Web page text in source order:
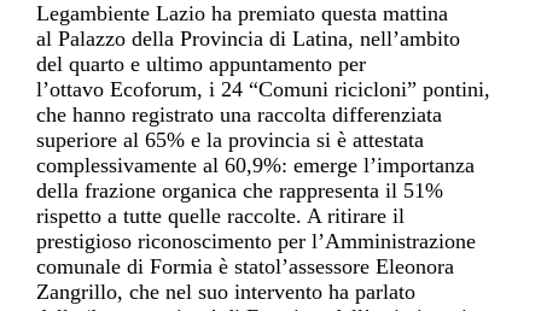
Legambiente Lazio ha premiato questa mattina
al Palazzo della Provincia di Latina, nell’ambito
del quarto e ultimo appuntamento per
l’ottavo Ecoforum, i 24 “Comuni ricicloni” pontini,
che hanno registrato una raccolta differenziata
superiore al 65% e la provincia si è attestata
complessivamente al 60,9%: emerge l’importanza
della frazione organica che rappresenta il 51%
rispetto a tutte quelle raccolte. A ritirare il
prestigioso riconoscimento per l’Amministrazione
comunale di Formia è statol’assessore Eleonora
Zangrillo, che nel suo intervento ha parlato